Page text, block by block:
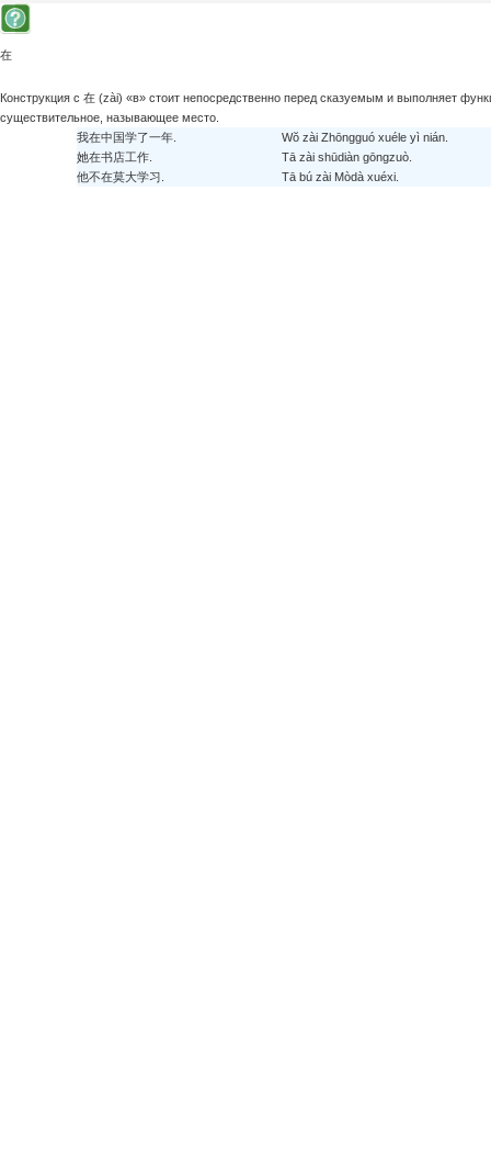
在
Конструкция с 在 (zài) «в» стоит непосредственно перед сказуемым и выполняет
существительное, называющее место.
我在中国学了一年.
Wŏ zài Zhōngguó xuéle yì nián.
她在书店工作.
Tā zài shūdiàn gōngzuò.
他不在莫大学习.
Tā bú zài Mòdà xuéxi.